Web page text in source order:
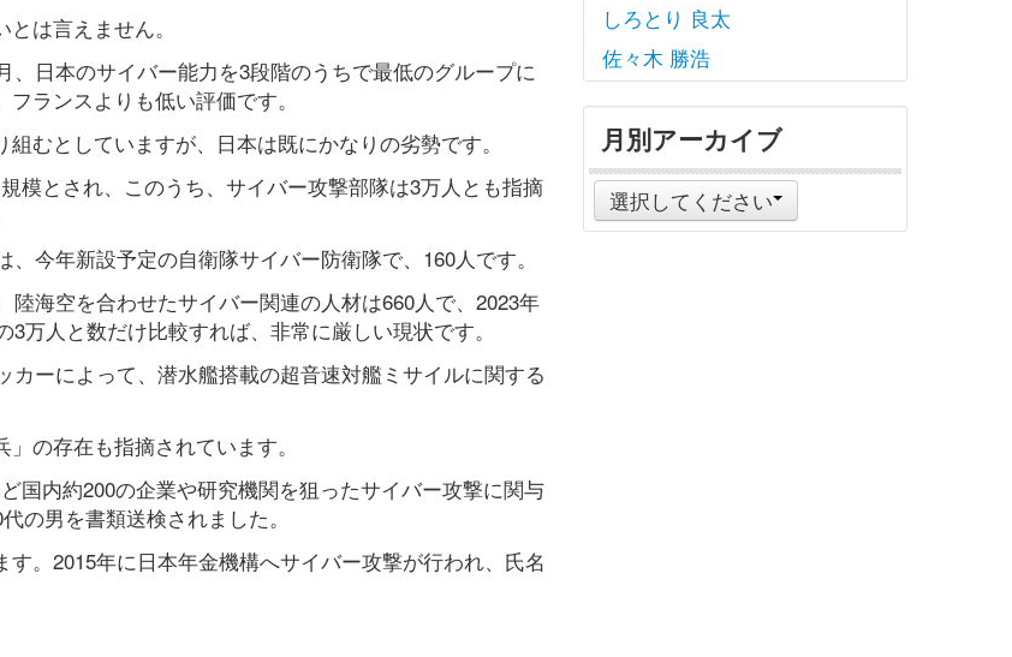
は言えません。
日本のサイバー能力を3段階のうちで最低のグループに
ランスよりも低い評価です。
むとしていますが、日本は既にかなりの劣勢です。
模とされ、このうち、サイバー攻撃部隊は3万人とも指摘
今年新設予定の自衛隊サイバー防衛隊で、160人です。
海空を合わせたサイバー関連の人材は660人で、2023年
万人と数だけ比較すれば、非常に厳しい現状です。
ーによって、潜水艦搭載の超音速対艦ミサイルに関する
の存在も指摘されています。
国内約200の企業や研究機関を狙ったサイバー攻撃に関与
の男を書類送検されました。
。2015年に日本年金機構へサイバー攻撃が行われ、氏名
しろとり 良太
佐々木 勝浩
月別アーカイブ
選択してください